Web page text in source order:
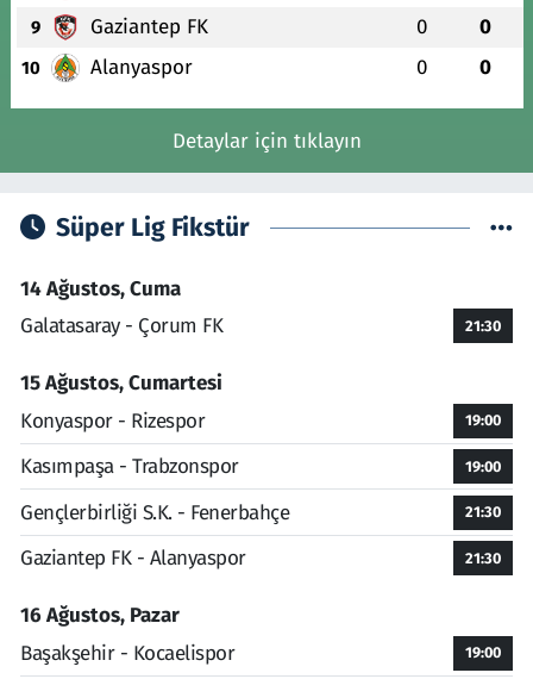
9 Gaziantep FK 0 0
10 Alanyaspor 0 0
Detaylar için tıklayın
Süper Lig Fikstür
14 Ağustos, Cuma
Galatasaray - Çorum FK
21:30
15 Ağustos, Cumartesi
Konyaspor - Rizespor
19:00
Kasımpaşa - Trabzonspor 19:00
Gençlerbirliği S.K. - Fenerbahçe 21:30
Gaziantep FK - Alanyaspor 21:30
16 Ağustos, Pazar
Başakşehir - Kocaelispor
19:00